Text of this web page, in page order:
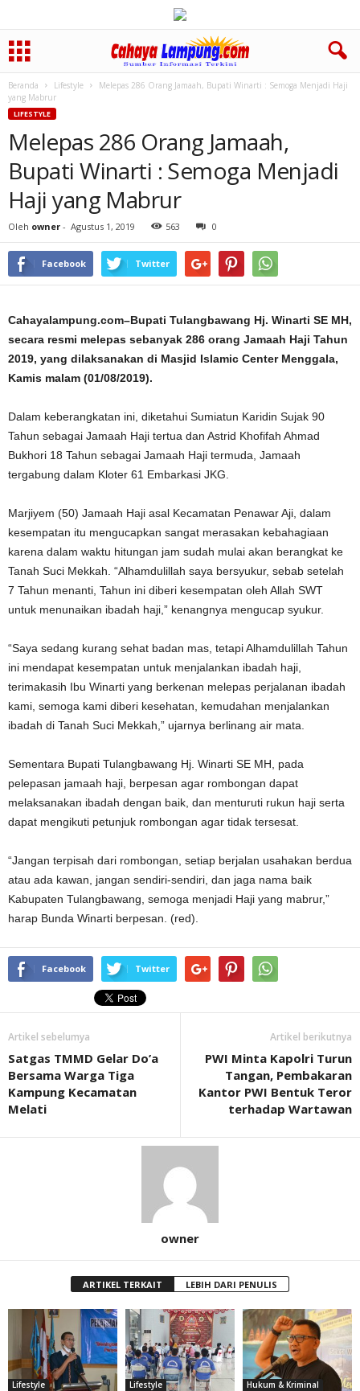
Beranda Lifestyle
Melepas 286 Orang Jamaah, Bupati Winarti : Semoga Menjadi Haji
yang Mabrur
LIFESTYLE
Melepas 286 Orang Jamaah,
Bupati Winarti : Semoga Menjadi
Haji yang Mabrur
Oleh owner - Agustus 1, 2019 563 0
Facebook Twitter
Cahayalampung.com–Bupati Tulangbawang Hj. Winarti SE MH,
secara resmi melepas sebanyak 286 orang Jamaah Haji Tahun
2019, yang dilaksanakan di Masjid Islamic Center Menggala,
Kamis malam (01/08/2019).
Dalam keberangkatan ini, diketahui Sumiatun Karidin Sujak 90
Tahun sebagai Jamaah Haji tertua dan Astrid Khofifah Ahmad
Bukhori 18 Tahun sebagai Jamaah Haji termuda, Jamaah
tergabung dalam Kloter 61 Embarkasi JKG.
Marjiyem (50) Jamaah Haji asal Kecamatan Penawar Aji, dalam
kesempatan itu mengucapkan sangat merasakan kebahagiaan
karena dalam waktu hitungan jam sudah mulai akan berangkat ke
Tanah Suci Mekkah. “Alhamdulillah saya bersyukur, sebab setelah
7 Tahun menanti, Tahun ini diberi kesempatan oleh Allah SWT
untuk menunaikan ibadah haji,” kenangnya mengucap syukur.
“Saya sedang kurang sehat badan mas, tetapi Alhamdulillah Tahun
ini mendapat kesempatan untuk menjalankan ibadah haji,
terimakasih Ibu Winarti yang berkenan melepas perjalanan ibadah
kami, semoga kami diberi kesehatan, kemudahan menjalankan
ibadah di Tanah Suci Mekkah,” ujarnya berlinang air mata.
Sementara Bupati Tulangbawang Hj. Winarti SE MH, pada
pelepasan jamaah haji, berpesan agar rombongan dapat
melaksanakan ibadah dengan baik, dan menturuti rukun haji serta
dapat mengikuti petunjuk rombongan agar tidak tersesat.
“Jangan terpisah dari rombongan, setiap berjalan usahakan berdua
atau ada kawan, jangan sendiri-sendiri, dan jaga nama baik
Kabupaten Tulangbawang, semoga menjadi Haji yang mabrur,”
harap Bunda Winarti berpesan. (red).
Facebook Twitter
Artikel sebelumya
Satgas TMMD Gelar Do’a
Bersama Warga Tiga
Kampung Kecamatan
Melati
Artikel berikutnya
PWI Minta Kapolri Turun
Tangan, Pembakaran
Kantor PWI Bentuk Teror
terhadap Wartawan
owner
ARTIKEL TERKAIT LEBIH DARI PENULIS
Lifestyle Lifestyle Hukum & Kriminal